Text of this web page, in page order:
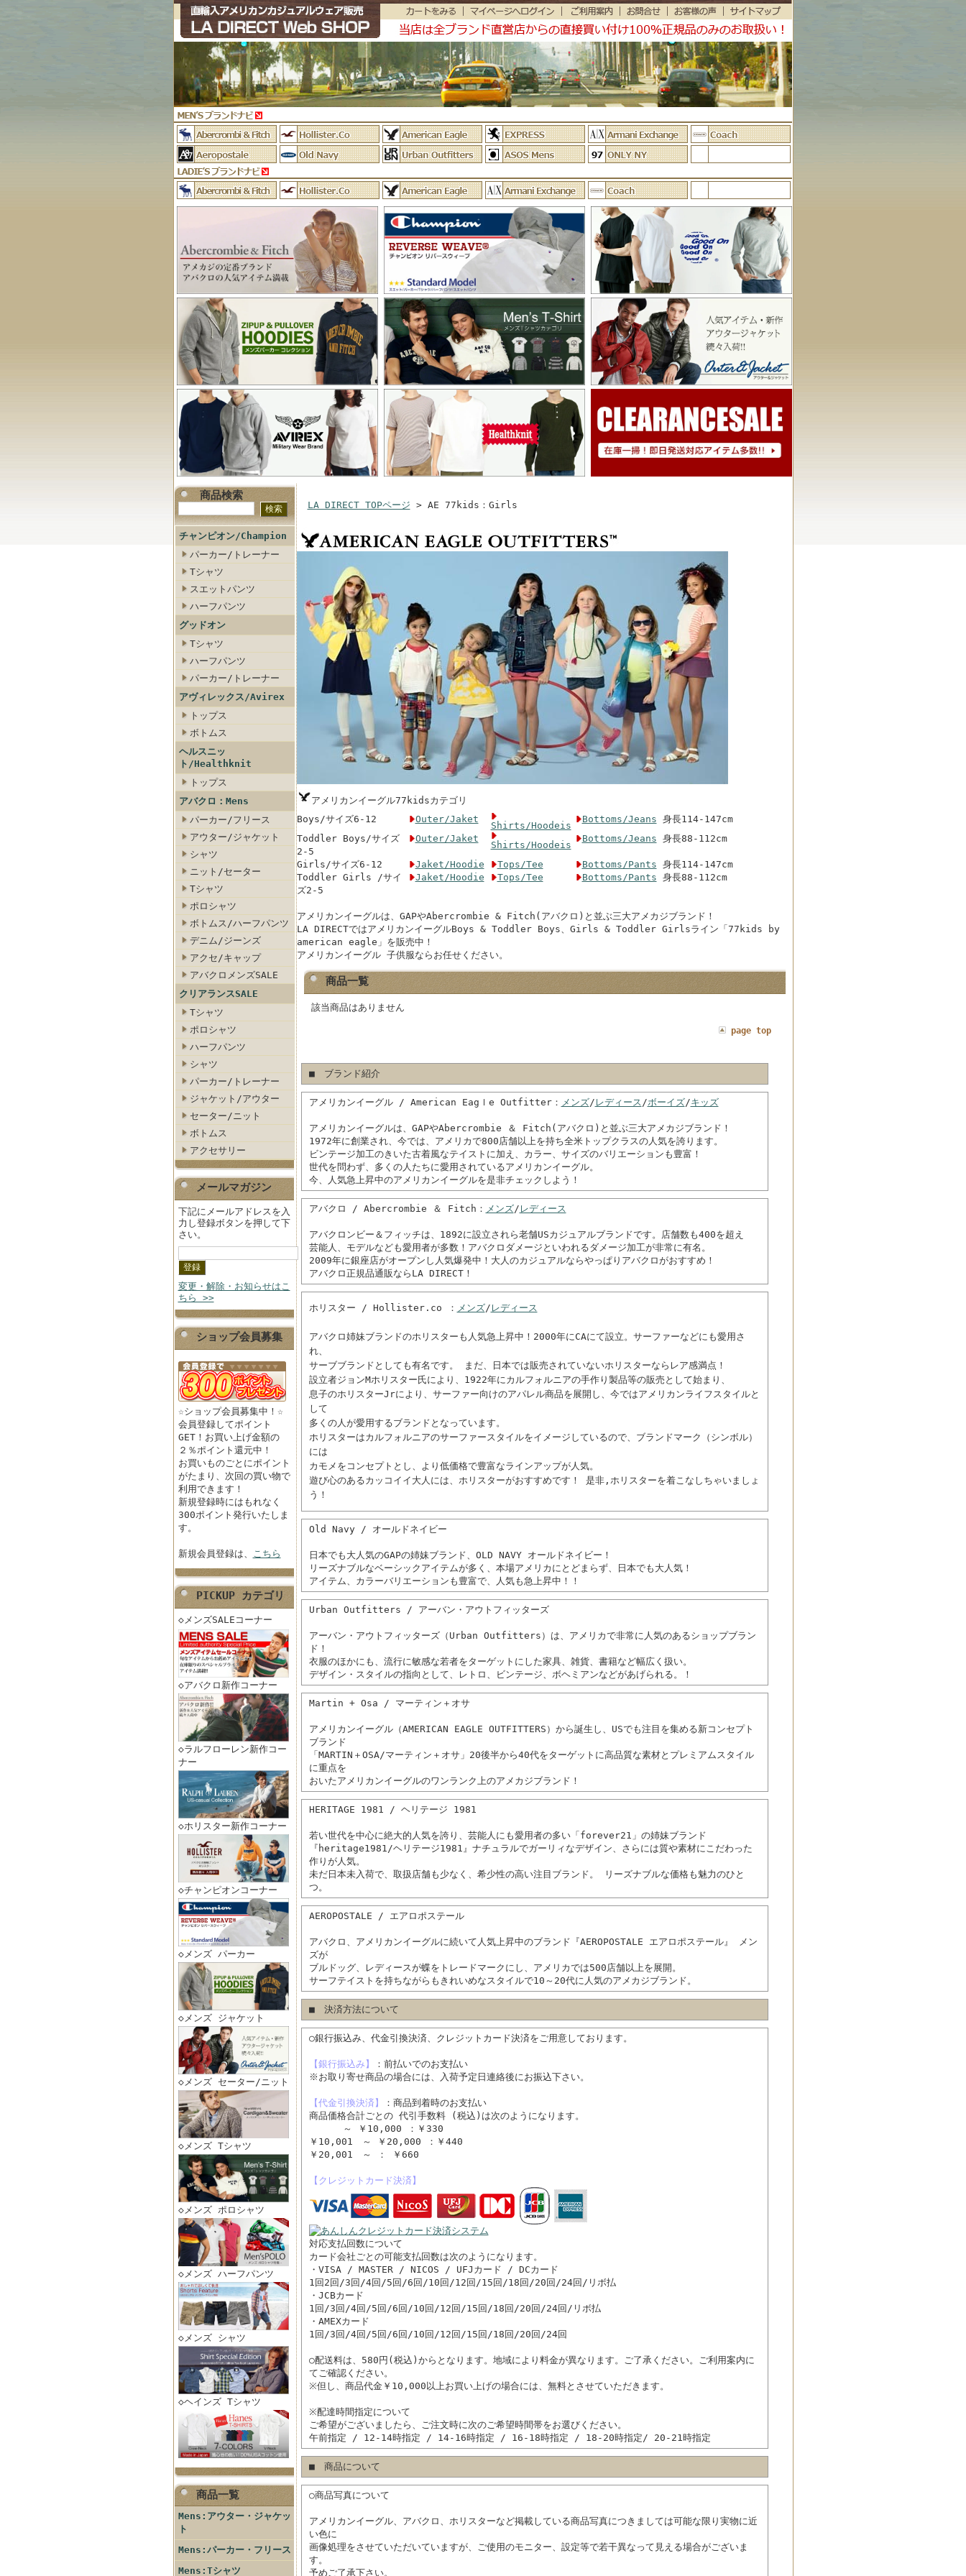
商品検索
チャンピオン/Champion
パーカー/トレーナー
Tシャツ
スエットパンツ
ハーフパンツ
グッドオン
Tシャツ
ハーフパンツ
パーカー/トレーナー
アヴィレックス/Avirex
トップス
ボトムス
ヘルスニッ
ト/Healthknit
トップス
アバクロ：Mens
パーカー/フリース
アウター/ジャケット
シャツ
ニット/セーター
Tシャツ
ポロシャツ
ボトムス/ハーフパンツ
デニム/ジーンズ
アクセ/キャップ
アバクロメンズSALE
クリアランスSALE
Tシャツ
ポロシャツ
ハーフパンツ
シャツ
パーカー/トレーナー
ジャケット/アウター
セーター/ニット
ボトムス
アクセサリー
メールマガジン
下記にメールアドレスを入
力し登録ボタンを押して下
さい。
変更・解除・お知らせはこ
ちら >>
ショップ会員募集
☆ショップ会員募集中！☆
会員登録してポイント
GET！お買い上げ金額の
２％ポイント還元中！
お買いものごとにポイント
がたまり、次回の買い物で
利用できます！
新規登録時にはもれなく
300ポイント発行いたしま
す。
新規会員登録は、 こちら
PICKUP カテゴリ
◇メンズSALEコーナー
◇アバクロ新作コーナー
◇ラルフローレン新作コー
ナー
◇ホリスター新作コーナー
◇チャンピオンコーナー
◇メンズ パーカー
◇メンズ ジャケット
◇メンズ セーター/ニット
◇メンズ Tシャツ
◇メンズ ポロシャツ
◇メンズ ハーフパンツ
◇メンズ シャツ
◇ヘインズ Tシャツ
商品一覧
Mens:アウター・ジャケッ
ト
Mens:パーカー・フリース
Mens:Tシャツ
LA DIRECT TOPページ > AE 77kids：Girls
アメリカンイーグル77kidsカテゴリ
Boys/サイズ6-12
Outer/Jaket
Shirts/Hoodeis
Bottoms/Jeans 身長114-147cm
Toddler Boys/サイズ
2-5
Outer/Jaket
Shirts/Hoodeis
Bottoms/Jeans 身長88-112cm
Girls/サイズ6-12 Jaket/Hoodie Tops/Tee Bottoms/Pants 身長114-147cm
Toddler Girls /サイ
ズ2-5
Jaket/Hoodie Tops/Tee Bottoms/Pants 身長88-112cm
アメリカンイーグルは、GAPやAbercrombie & Fitch(アバクロ)と並ぶ三大アメカジブランド！
LA DIRECTではアメリカンイーグルBoys & Toddler Boys、Girls & Toddler Girlsライン「77kids by
american eagle」を販売中！
アメリカンイーグル 子供服ならお任せください。
商品一覧
該当商品はありません
page top
■ ブランド紹介
アメリカンイーグル / American Eagｌe Outfitter： メンズ/ レディース/ボーイズ/キッズ
アメリカンイーグルは、GAPやAbercrombie ＆ Fitch(アバクロ)と並ぶ三大アメカジブランド！
1972年に創業され、今では、アメリカで800店舗以上を持ち全米トップクラスの人気を誇ります。
ビンテージ加工のきいた古着風なテイストに加え、カラー、サイズのバリエーションも豊富！
世代を問わず、多くの人たちに愛用されているアメリカンイーグル。
今、人気急上昇中のアメリカンイーグルを是非チェックしよう！
アバクロ / Abercrombie ＆ Fitch： メンズ/ レディース
アバクロンビー＆フィッチは、1892に設立されら老舗USカジュアルブランドです。店舗数も400を超え
芸能人、モデルなども愛用者が多数！アバクロダメージといわれるダメージ加工が非常に有名。
2009年に銀座店がオープンし人気爆発中！大人のカジュアルならやっぱりアバクロがおすすめ！
アバクロ正規品通販ならLA DIRECT！
ホリスター / Hollister.co ： メンズ/ レディース
アバクロ姉妹ブランドのホリスターも人気急上昇中！2000年にCAにて設立。サーファーなどにも愛用さ
れ、
サーブブランドとしても有名です。 まだ、日本では販売されていないホリスターならレア感満点！
設立者ジョンMホリスター氏により、1922年にカルフォルニアの手作り製品等の販売として始まり、
息子のホリスターJrにより、サーファー向けのアパレル商品を展開し、今ではアメリカンライフスタイルと
して
多くの人が愛用するブランドとなっています。
ホリスターはカルフォルニアのサーファースタイルをイメージしているので、ブランドマーク（シンボル）
には
カモメをコンセプトとし、より低価格で豊富なラインアップが人気。
遊び心のあるカッコイイ大人には、ホリスターがおすすめです！ 是非, ホリスターを着こなしちゃいましょ
う！
Old Navy / オールドネイビー
日本でも大人気のGAPの姉妹ブランド、OLD NAVY オールドネイビー！
リーズナブルなベーシックアイテムが多く、本場アメリカにとどまらず、日本でも大人気！
アイテム、カラーバリエーションも豊富で、人気も急上昇中！！
Urban Outfitters / アーバン・アウトフィッターズ
アーバン・アウトフィッターズ（Urban Outfitters）は、アメリカで非常に人気のあるショップブラン
ド！
衣服のほかにも、流行に敏感な若者をターゲットにした家具、雑貨、書籍など幅広く扱い。
デザイン・スタイルの指向として、レトロ、ビンテージ、ボヘミアンなどがあげられる。！
Martin + Osa / マーティン＋オサ
アメリカンイーグル（AMERICAN EAGLE OUTFITTERS）から誕生し、USでも注目を集める新コンセプト
ブランド
「MARTIN＋OSA/マーティン＋オサ」20後半から40代をターゲットに高品質な素材とプレミアムスタイル
に重点を
おいたアメリカンイーグルのワンランク上のアメカジブランド！
HERITAGE 1981 / ヘリテージ 1981
若い世代を中心に絶大的人気を誇り、芸能人にも愛用者の多い「forever21」の姉妹ブランド
『heritage1981/ヘリテージ1981』ナチュラルでガーリィなデザイン、さらには質や素材にこだわった
作りが人気。
未だ日本未入荷で、取扱店舗も少なく、希少性の高い注目ブランド。 リーズナブルな価格も魅力のひと
つ。
AEROPOSTALE / エアロポステール
アバクロ、アメリカンイーグルに続いて人気上昇中のブランド『AEROPOSTALE エアロポステール』 メン
ズが
ブルドッグ、レディースが蝶をトレードマークにし、アメリカでは500店舗以上を展開。
サーフテイストを持ちながらもきれいめなスタイルで10～20代に人気のアメカジブランド。
■ 決済方法について
○銀行振込み、代金引換決済、クレジットカード決済をご用意しております。
【銀行振込み】
：前払いでのお支払い
※お取り寄せ商品の場合には、入荷予定日連絡後にお振込下さい。
【代金引換決済】
：商品到着時のお支払い
商品価格合計ごとの 代引手数料 (税込)は次のようになります。
～ ￥10,000 ：￥330
￥10,001 ～ ￥20,000 ：￥440
￥20,001 ～ ： ￥660
【クレジットカード決済】
対応支払回数について
カード会社ごとの可能支払回数は次のようになります。
・VISA / MASTER / NICOS / UFJカード / DCカード
1回2回/3回/4回/5回/6回/10回/12回/15回/18回/20回/24回/リボ払
・JCBカード
1回/3回/4回/5回/6回/10回/12回/15回/18回/20回/24回/リボ払
・AMEXカード
1回/3回/4回/5回/6回/10回/12回/15回/18回/20回/24回
○配送料は、580円(税込)からとなります。地域により料金が異なります。ご了承ください。ご利用案内に
てご確認ください。
※但し、商品代金￥10,000以上お買い上げの場合には、無料とさせていただきます。
※配達時間指定について
ご希望がございましたら、ご注文時に次のご希望時間帯をお選びください。
午前指定 / 12-14時指定 / 14-16時指定 / 16-18時指定 / 18-20時指定/ 20-21時指定
■ 商品について
○商品写真について
アメリカンイーグル、アバクロ、ホリスターなど掲載している商品写真につきましては可能な限り実物に近
い色に
画像処理をさせていただいていますが、ご使用のモニター、設定等で若干異なって見える場合がございま
す。
予めご了承下さい。